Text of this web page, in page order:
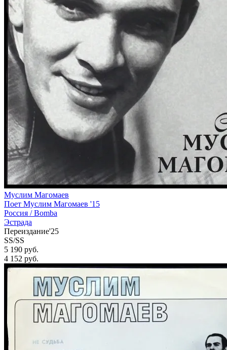
Муслим Магомаев
Поет Муслим Магомаев '15
Россия /Bomba
Эстрада
Переиздание'25
SS/SS
5 190 руб.
4 152 руб.